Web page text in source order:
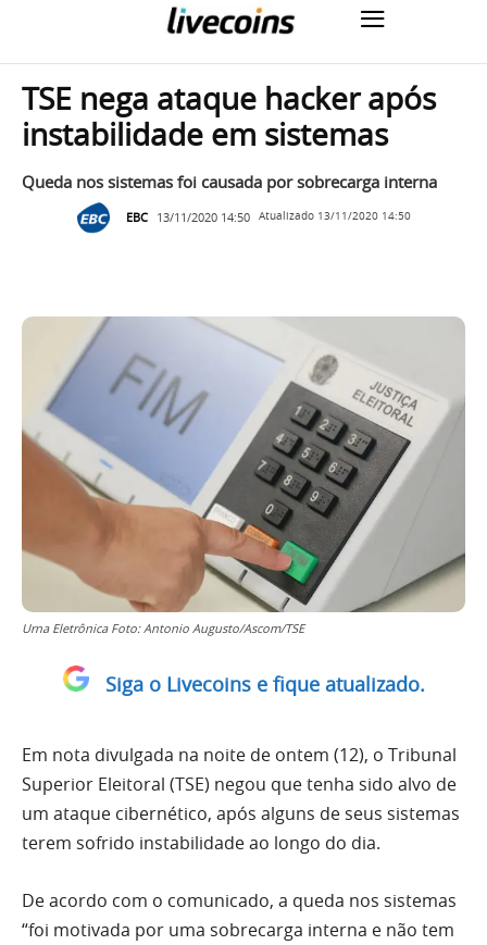
TSE nega ataque hacker após
instabilidade em sistemas
Queda nos sistemas foi causada por sobrecarga interna
EBC 13/11/2020 14:50 Atualizado 13/11/2020 14:50
Urna Eletrônica Foto: Antonio Augusto/Ascom/TSE
Siga o Livecoins e fique atualizado.
Em nota divulgada na noite de ontem (12), o Tribunal
Superior Eleitoral (TSE) negou que tenha sido alvo de
um ataque cibernético, após alguns de seus sistemas
terem sofrido instabilidade ao longo do dia.
De acordo com o comunicado, a queda nos sistemas
“foi motivada por uma sobrecarga interna e não tem